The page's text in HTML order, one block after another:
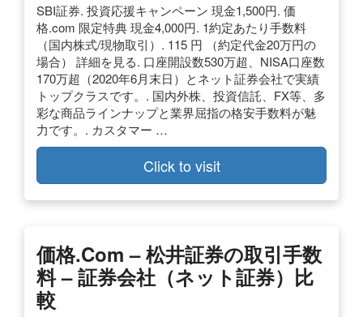
SBI証券. 投資応援キャンペーン 現金1,500円. 価
格.com 限定特典 現金4,000円. 1約定あたり手数料
（国内株式/現物取引）. 115 円 （約定代金20万円の
場合） 詳細を見る. 口座開設数530万超、NISA口座数
170万超（2020年6月末日）とネット証券会社で実績
トップクラスです。. 国内外株、投資信託、FX等、多
彩な商品ラインナップと業界屈指の格安手数料が魅
力です。. カスタマー …
Click to visit
価格.com – 松井証券の取引手数
料 – 証券会社（ネット証券）比
較